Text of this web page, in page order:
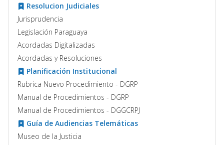
Resolucion Judiciales
Jurisprudencia
Legislación Paraguaya
Acordadas Digitalizadas
Acordadas y Resoluciones
Planificación Institucional
Rubrica Nuevo Procedimiento - DGRP
Manual de Procedimientos - DGRP
Manual de Procedimientos - DGGCRPJ
Guía de Audiencias Telemáticas
Museo de la Justicia